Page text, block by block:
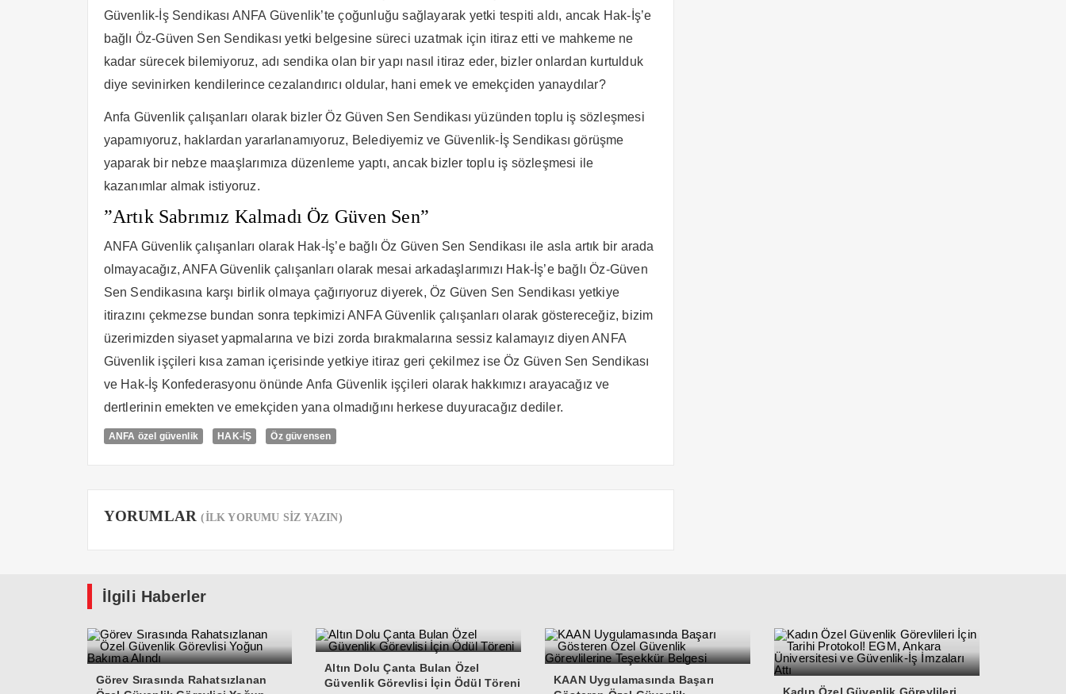
Güvenlik-İş Sendikası ANFA Güvenlik’te çoğunluğu sağlayarak yetki tespiti aldı, ancak Hak-İş’e
bağlı Öz-Güven Sen Sendikası yetki belgesine süreci uzatmak için itiraz etti ve mahkeme ne
kadar sürecek bilemiyoruz, adı sendika olan bir yapı nasıl itiraz eder, bizler onlardan kurtulduk
diye sevinirken kendilerince cezalandırıcı oldular, hani emek ve emekçiden yanaydılar?
Anfa Güvenlik çalışanları olarak bizler Öz Güven Sen Sendikası yüzünden toplu iş sözleşmesi
yapamıyoruz, haklardan yararlanamıyoruz, Belediyemiz ve Güvenlik-İş Sendikası görüşme
yaparak bir nebze maaşlarımıza düzenleme yaptı, ancak bizler toplu iş sözleşmesi ile
kazanımlar almak istiyoruz.
”Artık Sabrımız Kalmadı Öz Güven Sen”
ANFA Güvenlik çalışanları olarak Hak-İş’e bağlı Öz Güven Sen Sendikası ile asla artık bir arada
olmayacağız, ANFA Güvenlik çalışanları olarak mesai arkadaşlarımızı Hak-İş’e bağlı Öz-Güven
Sen Sendikasına karşı birlik olmaya çağırıyoruz diyerek, Öz Güven Sen Sendikası yetkiye
itirazını çekmezse bundan sonra tepkimizi ANFA Güvenlik çalışanları olarak göstereceğiz, bizim
üzerimizden siyaset yapmalarına ve bizi zorda bırakmalarına sessiz kalamayız diyen ANFA
Güvenlik işçileri kısa zaman içerisinde yetkiye itiraz geri çekilmez ise Öz Güven Sen Sendikası
ve Hak-İş Konfederasyonu önünde Anfa Güvenlik işçileri olarak hakkımızı arayacağız ve
dertlerinin emekten ve emekçiden yana olmadığını herkese duyuracağız dediler.
ANFA özel güvenlik HAK-İŞ Öz güvensen
YORUMLAR(İLK YORUMU SİZ YAZIN)
İlgili Haberler
Görev Sırasında Rahatsızlanan
Altın Dolu Çanta Bulan Özel
Güvenlik Görevlisi İçin Ödül Töreni
KAAN Uygulamasında Başarı